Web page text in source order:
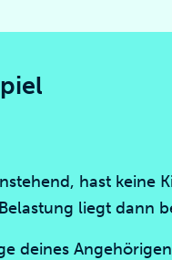
hast keine
liegt dann
deines